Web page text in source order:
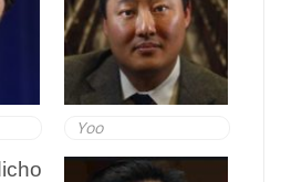
Yoo